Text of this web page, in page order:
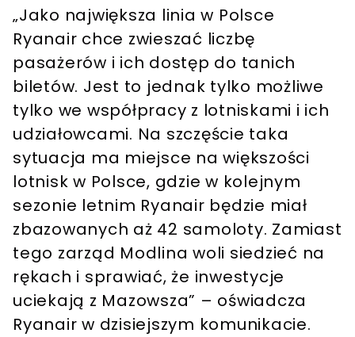
„Jako największa linia w Polsce
Ryanair chce zwieszać liczbę
pasażerów i ich dostęp do tanich
biletów. Jest to jednak tylko możliwe
tylko we współpracy z lotniskami i ich
udziałowcami. Na szczęście taka
sytuacja ma miejsce na większości
lotnisk w Polsce, gdzie w kolejnym
sezonie letnim Ryanair będzie miał
zbazowanych aż 42 samoloty. Zamiast
tego zarząd Modlina woli siedzieć na
rękach i sprawiać, że inwestycje
uciekają z Mazowsza” – oświadcza
Ryanair w dzisiejszym komunikacie.